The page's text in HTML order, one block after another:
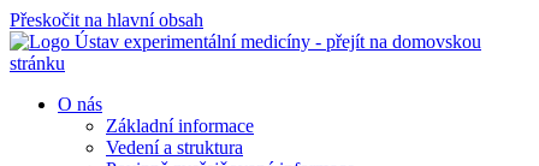
Přeskočit na hlavní obsah
O nás
Základní informace
Vedení a struktura